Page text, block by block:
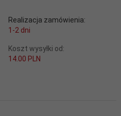
Realizacja zamówienia:
1-2 dni
Koszt wysyłki od:
14.00 PLN